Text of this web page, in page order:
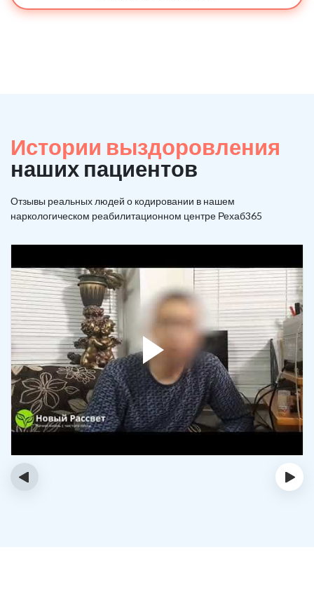
Истории выздоровления
наших пациентов
Отзывы реальных людей о кодировании в нашем
наркологическом реабилитационном центре Рехаб365
‹ ›